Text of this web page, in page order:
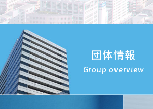
団体情報
Group overview